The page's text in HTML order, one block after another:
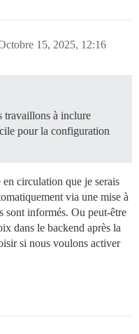
15, 2025, 12:16
travaillons à inclure
pour la configuration
circulation que je serais
via une mise à
sont informés. Ou peut-être
dans le backend après la
si nous voulons activer